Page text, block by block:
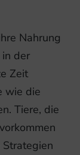
Nahrung
der
Zeit
wie die
Tiere, die